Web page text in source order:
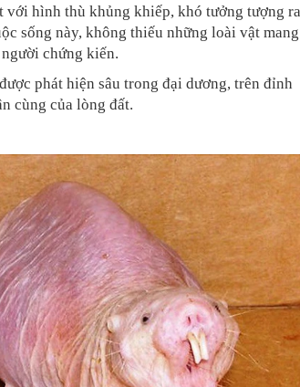
với hình thù khủng khiếp, khó tưởng tượng ra
sống này, không thiếu những loài vật mang
chứng kiến.
phát hiện sâu trong đại dương, trên đỉnh
cùng của lòng đất.